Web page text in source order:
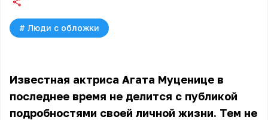
# Люди с обложки
Известная актриса Агата Муценице в
последнее время не делится с публикой
подробностями своей личной жизни. Тем не